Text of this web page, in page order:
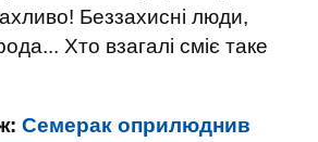
Беззахисні люди,
Хто взагалі сміє таке
Семерак оприлюднив